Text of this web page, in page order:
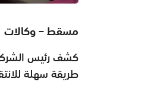
مسقط – وكالات
كشف رئيس
طريقة سهلة